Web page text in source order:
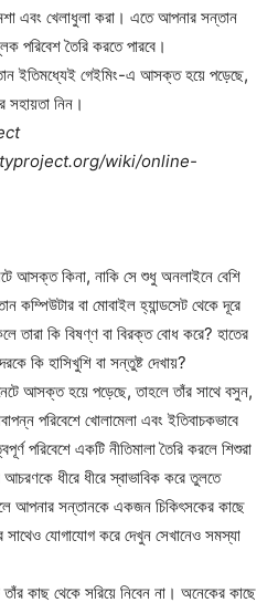
এবং খেলাধুলা করা। এতে আপনার সন্তান
পরিবেশ তৈরি করতে পারবে।
ইতিমধ্যেই গেইমিং-এ আসক্ত হয়ে পড়েছে,
নিন।
wiki/online-
আসক্ত কিনা, নাকি সে শুধু অনলাইনে বেশি
বা মোবাইল হ্যান্ডসেট থেকে দূরে
তারা কি বিষণ্ণ বা বিরক্ত বোধ করে? হাতের
কি হাসিখুশি বা সন্তুষ্ট দেখায়?
আসক্ত হয়ে পড়েছে, তাহলে তাঁর সাথে বসুন,
পরিবেশে খোলামেলা এবং ইতিবাচকভাবে
পরিবেশে একটি নীতিমালা তৈরি করলে শিশুরা
আচরণকে ধীরে ধীরে স্বাভাবিক করে তুলতে
আপনার সন্তানকে একজন চিকিৎসকের কাছে
সাথেও যোগাযোগ করে দেখুন সেখানেও সমস্যা
কাছ থেকে সরিয়ে নিবেন না। অনেকের কাছে